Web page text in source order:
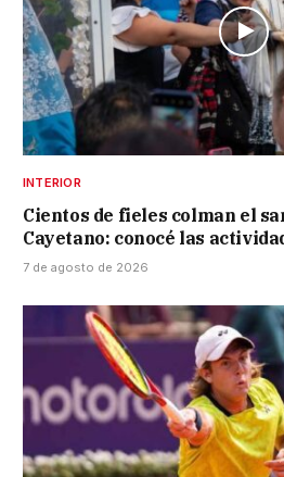
INTERIOR
Cientos de fieles colman el
Cayetano: conocé las
7 de agosto de 2026